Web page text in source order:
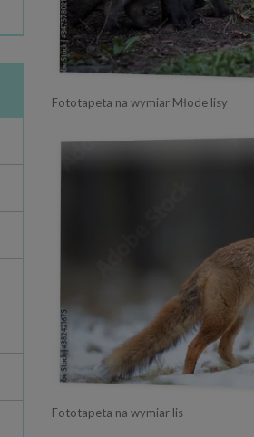
Fototapeta na wymiar Młode lisy
Fototapeta na wymiar lis